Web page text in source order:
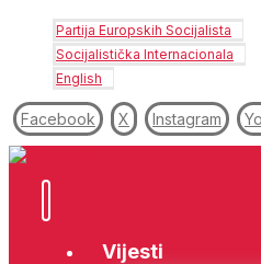
Partija Europskih Socijalista
Socijalistička Internacionala
English
Facebook X Instagram
Vijesti